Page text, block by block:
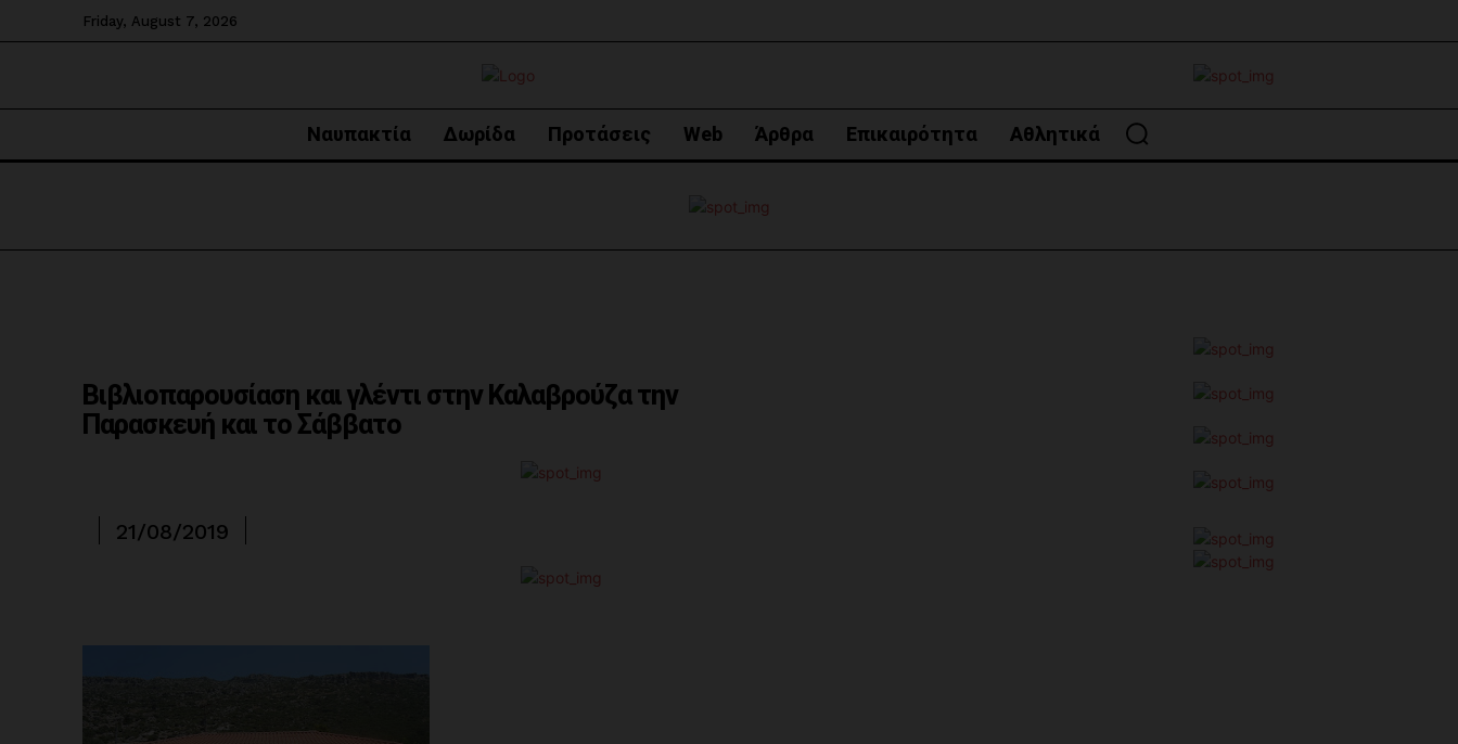
Friday, August 7, 2026
Ναυπακτία Δωρίδα Προτάσεις Web Άρθρα Επικαιρότητα Αθλητικά
Βιβλιοπαρουσίαση και γλέντι στην Καλαβρούζα την
Παρασκευή και το Σάββατο
21/08/2019